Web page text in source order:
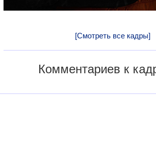
[Смотреть все кадры]
Комментариев к